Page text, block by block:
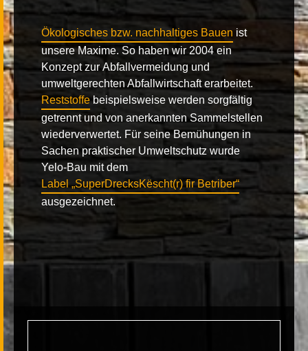
Ökologisches bzw. nachhaltiges Bauen ist
unsere Maxime. So haben wir 2004 ein
Konzept zurAbfallvermeidung und
umweltgerechten Abfallwirtschaft erarbeitet.
Reststoffebeispielsweise werden sorgfältig
getrennt und von anerkannten Sammelstellen
wiederverwertet. Für seine Bemühungen in
Sachen praktischer Umweltschutz wurde
Yelo-Bau mit dem
Label „SuperDrecksKëscht(r) fir Betriber“
ausgezeichnet.